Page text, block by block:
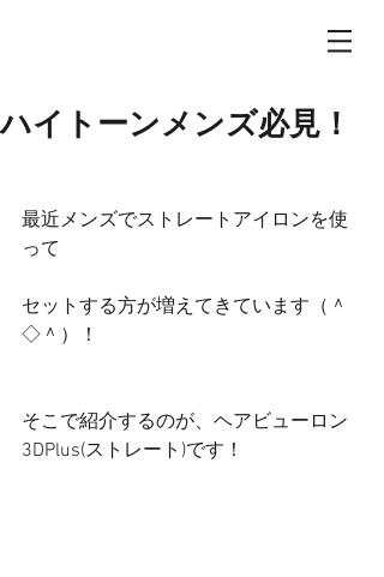
ハイトーンメンズ必見！
最近メンズでストレートアイロンを使
って
セットする方が増えてきています（＾
◇＾）！
そこで紹介するのが、ヘアビューロン
3DPlus(ストレート)です！